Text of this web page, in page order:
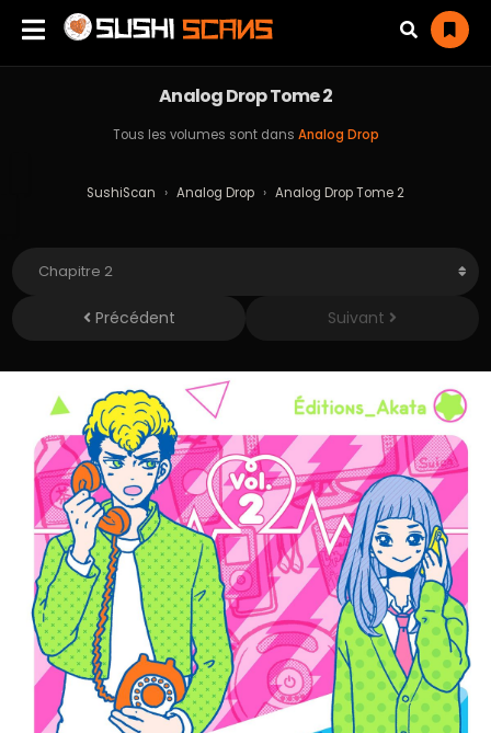
Analog Drop Tome 2
Tous les volumes sont dans Analog Drop
SushiScan › Analog Drop › Analog Drop Tome 2
Précédent Suivant